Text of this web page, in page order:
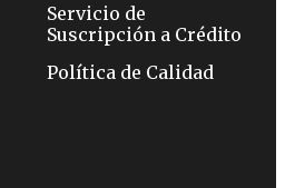
Servicio de
Suscripción a Crédito
Política de Calidad